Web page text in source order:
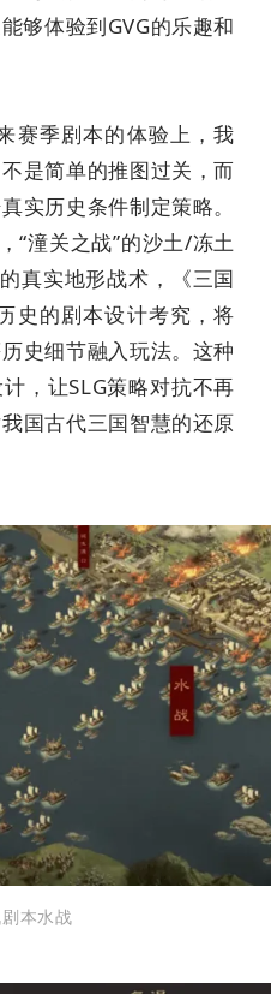
够体验到GVG的乐趣和
赛季剧本的体验上，我
是简单的推图过关，而
实历史条件制定策略。
“潼关之战”的沙土/冻土
真实地形战术，《三国
史的剧本设计考究，将
史细节融入玩法。这种
，让SLG策略对抗不再
国古代三国智慧的还原
本水战